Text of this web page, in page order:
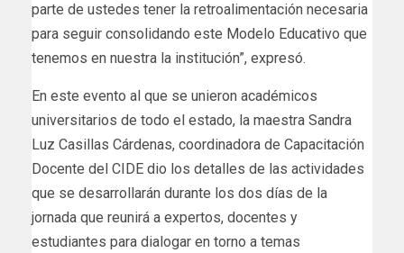
parte de ustedes tener la retroalimentación necesaria
para seguir consolidando este Modelo Educativo que
tenemos en nuestra la institución”, expresó.
En este evento al que se unieron académicos
universitarios de todo el estado, la maestra Sandra
Luz Casillas Cárdenas, coordinadora de Capacitación
Docente del CIDE dio los detalles de las actividades
que se desarrollarán durante los dos días de la
jornada que reunirá a expertos, docentes y
estudiantes para dialogar en torno a temas